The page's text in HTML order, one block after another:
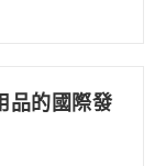
品的國際發